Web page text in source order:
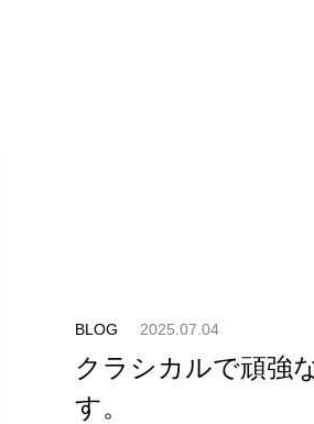
BLOG 2025.07.04
クラシカルで頑強
す。